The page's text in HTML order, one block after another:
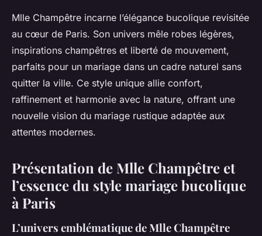
Mlle champêtre : l'art du
mariage bucolique à paris
Victor•26 mai 2025•4 min de lecture
Mlle Champêtre incarne l’élégance bucolique revisitée
au cœur de Paris. Son univers mêle robes légères,
inspirations champêtres et liberté de mouvement,
parfaits pour un mariage dans un cadre naturel sans
quitter la ville. Ce style unique allie confort,
raffinement et harmonie avec la nature, offrant une
nouvelle vision du mariage rustique adaptée aux
attentes modernes.
Présentation de Mlle Champêtre et
l’essence du style mariage bucolique
à Paris
L’univers emblématique de Mlle Champêtre